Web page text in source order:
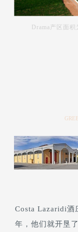
Drama产区面
Costa Lazaridi酒
年，他们就开垦